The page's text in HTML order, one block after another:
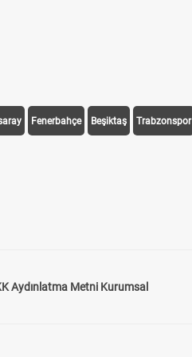
Fenerbahçe Beşiktaş Trabzonspor
Aydınlatma Metni Kurumsal